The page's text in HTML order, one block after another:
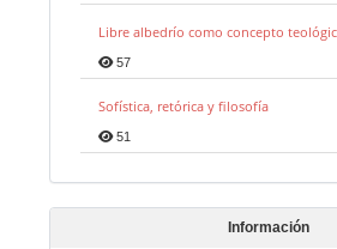
Libre albedrío como concepto
57
Sofística, retórica y filosofía
51
Información